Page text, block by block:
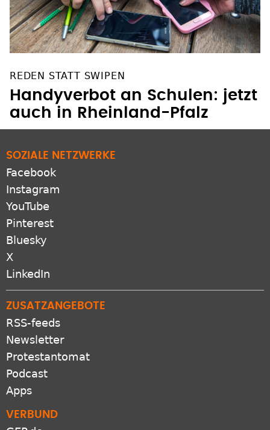
REDEN STATT SWIPEN
Handyverbot an Schulen: jetzt
auch in Rheinland-Pfalz
SOZIALE NETZWERKE
Facebook
Instagram
YouTube
Pinterest
Bluesky
X
LinkedIn
ZUSATZANGEBOTE
RSS-feeds
Newsletter
Protestantomat
Podcast
Apps
VERBUND